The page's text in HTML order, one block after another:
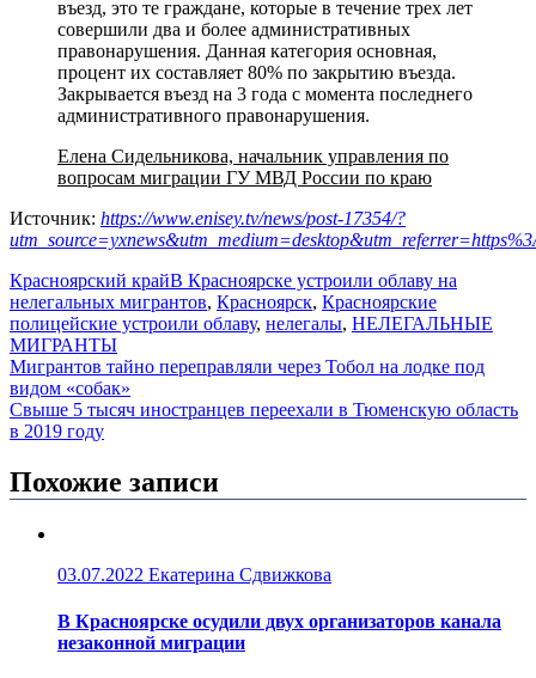
въезд, это те граждане, которые в течение трех лет
совершили два и более административных
правонарушения. Данная категория основная,
процент их составляет 80% по закрытию въезда.
Закрывается въезд на 3 года с момента последнего
административного правонарушения.
Елена Сидельникова, начальник управления по
вопросам миграции ГУ МВД России по краю
Источник: https://www.enisey.tv/news/post-17354/?
Красноярский крайВ Красноярске устроили облаву на
нелегальных мигрантов, Красноярск, Красноярские
полицейские устроили облаву, нелегалы, НЕЛЕГАЛЬНЫЕ
МИГРАНТЫ
Навигация
по
записям
Мигрантов тайно переправляли через Тобол на лодке под
видом «собак»
Свыше 5 тысяч иностранцев переехали в Тюменскую область
в 2019 году
Похожие записи
03.07.2022 Екатерина Сдвижкова
В Красноярске осудили двух организаторов канала
незаконной миграции